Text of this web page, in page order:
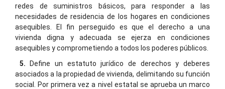
redes de suministros básicos, para responder a las
necesidades de residencia de los hogares en condiciones
asequibles. El fin perseguido es que el derecho a una
vivienda digna y adecuada se ejerza en condiciones
asequibles y comprometiendo a todos los poderes públicos.
5. Define un estatuto jurídico de derechos y deberes
asociados a la propiedad de vivienda, delimitando su función
social. Por primera vez a nivel estatal se aprueba un marco